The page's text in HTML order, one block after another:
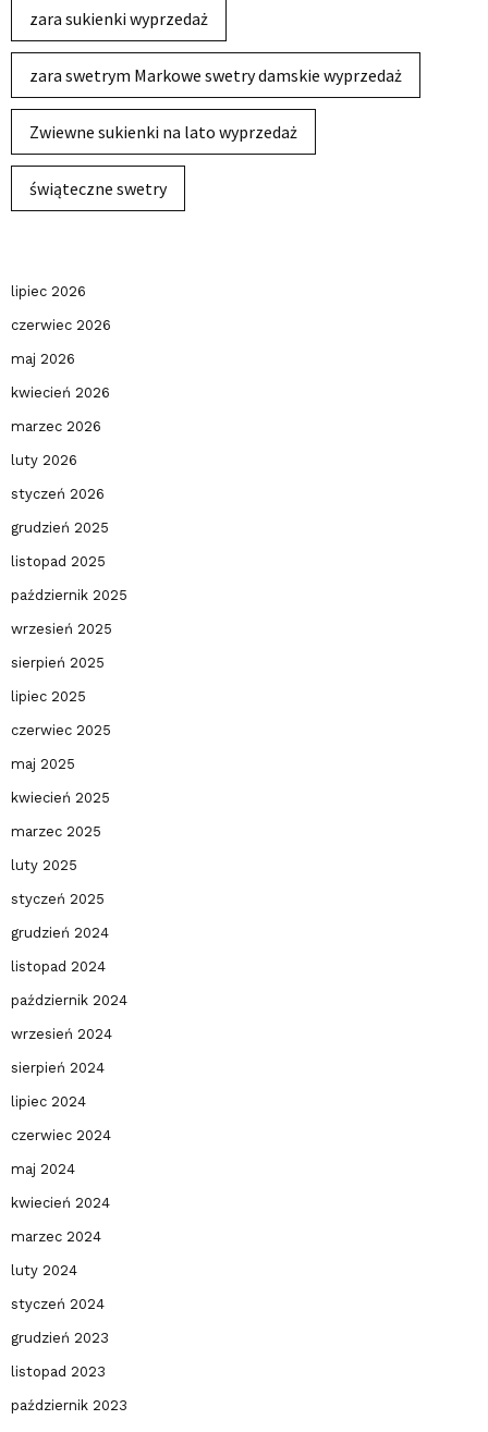
zara sukienki wyprzedaż
zara swetrym Markowe swetry damskie wyprzedaż
Zwiewne sukienki na lato wyprzedaż
świąteczne swetry
lipiec 2026
czerwiec 2026
maj 2026
kwiecień 2026
marzec 2026
luty 2026
styczeń 2026
grudzień 2025
listopad 2025
październik 2025
wrzesień 2025
sierpień 2025
lipiec 2025
czerwiec 2025
maj 2025
kwiecień 2025
marzec 2025
luty 2025
styczeń 2025
grudzień 2024
listopad 2024
październik 2024
wrzesień 2024
sierpień 2024
lipiec 2024
czerwiec 2024
maj 2024
kwiecień 2024
marzec 2024
luty 2024
styczeń 2024
grudzień 2023
listopad 2023
październik 2023